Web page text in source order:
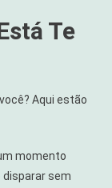
Te
Aqui estão
momento
sem